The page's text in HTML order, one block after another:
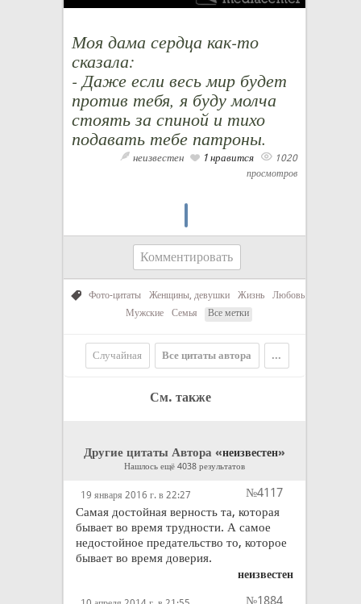
Моя дама сердца как-то
сказала:
- Даже если весь мир будет
против тебя, я буду молча
стоять за спиной и тихо
подавать тебе патроны.
неизвестен 1 нравится
1020
просмотров
Комментировать
Фото-цитаты Женщины, девушки Жизнь
Любовь
Мужские
Семья Все метки
Случайная Все цитаты автора ...
См. также
Другие цитаты Автора «неизвестен»
Нашлось ещё 4038 результатов
19 января 2016 г. в 22:27
№4117
Самая достойная верность та, которая
бывает во время трудности. А самое
недостойное предательство то, которое
бывает во время доверия.
неизвестен
№1884